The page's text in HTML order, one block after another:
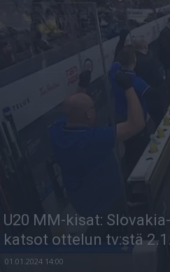
U20 MM-kisat:
katsot ottelun tv:stä
01.01.2024 14:00